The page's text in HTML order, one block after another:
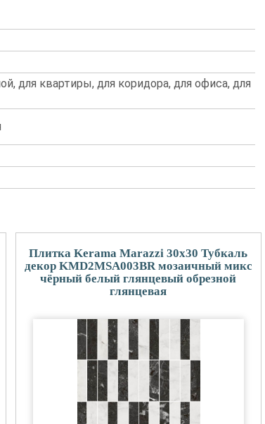
для квартиры, для коридора, для офиса, для
Плитка Kerama Marazzi 30x30 Тубкаль
декор KMD2MSA003BR мозаичный микс
чёрный белый глянцевый обрезной
глянцевая